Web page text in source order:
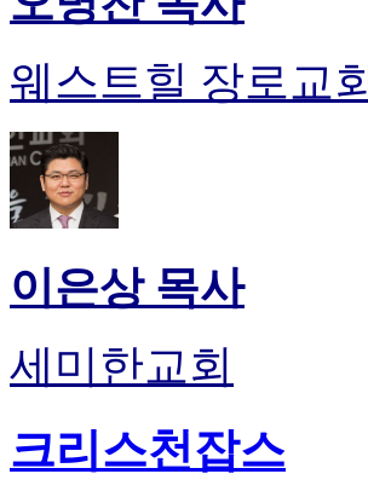
웨스트힐 장로교회
이은상 목사
세미한교회
크리스천잡스